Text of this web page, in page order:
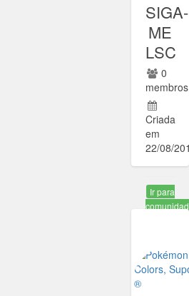
SIGA-
ME
LSC
0
membros
Criada
em
22/08/
Ir para